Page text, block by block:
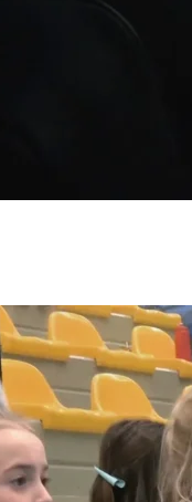
A 11 s.r.o. se sídlem
1597/174, Vinohrady,
vysílání.